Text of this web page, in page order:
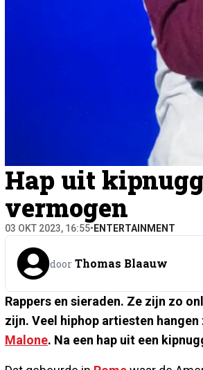
Hap uit
vermogen
03 OKT 2023, 16:55• ENTERTAINMENT
door Thomas Blaauw
Rappers en sieraden. Ze zijn zo
zijn. Veel hiphop artiesten
Malone. Na een hap uit een